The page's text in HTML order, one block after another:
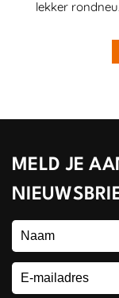
lekker
MELD JE